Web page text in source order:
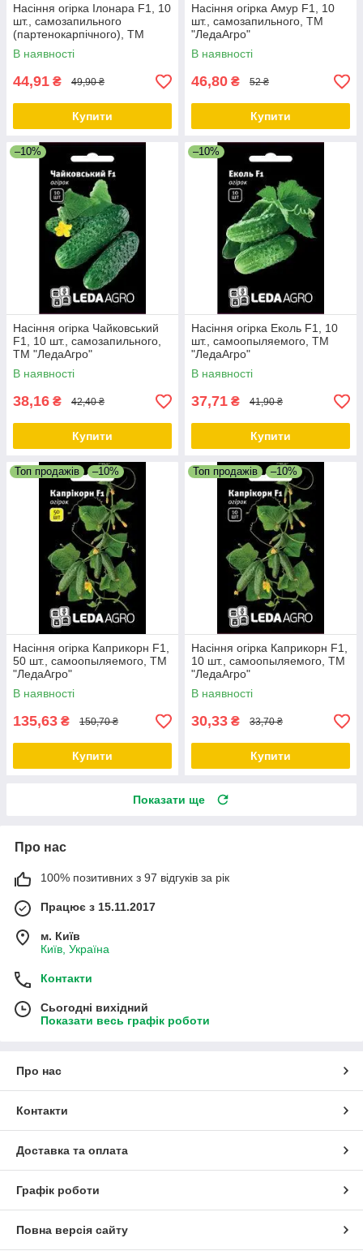
Насіння огірка Ілонара F1, 10
шт., самозапильного
(партенокарпічного), ТМ
"ЛєдаАгро"
В наявності
44,91 ₴ 49,90 ₴
Купити
Насіння огірка Амур F1, 10
шт., самозапильного, ТМ
"ЛедаАгро"
В наявності
46,80 ₴ 52 ₴
Купити
–10%
Насіння огірка Чайковський
F1, 10 шт., самозапильного,
ТМ "ЛедаАгро"
В наявності
38,16 ₴ 42,40 ₴
Купити
–10%
Насіння огірка Еколь F1, 10
шт., самоопыляемого, ТМ
"ЛедаАгро"
В наявності
37,71 ₴ 41,90 ₴
Купити
Топ продажів –10%
Насіння огірка Каприкорн F1,
50 шт., самоопыляемого, ТМ
"ЛедаАгро"
В наявності
135,63 ₴ 150,70 ₴
Купити
Топ продажів –10%
Насіння огірка Каприкорн F1,
10 шт., самоопыляемого, ТМ
"ЛедаАгро"
В наявності
30,33 ₴ 33,70 ₴
Купити
Показати ще
Про нас
100% позитивних з 97 відгуків за рік
Працює з 15.11.2017
м. Київ
Київ, Україна
Контакти
Сьогодні вихідний
Показати весь графік роботи
Про нас
Контакти
Доставка та оплата
Графік роботи
Повна версія сайту